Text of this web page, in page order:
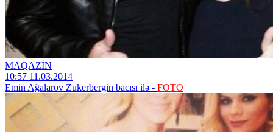
MAQAZİN
10:57 11.03.2014
Emin Ağalarov Zukerbergin bacısı ilə - FOTO